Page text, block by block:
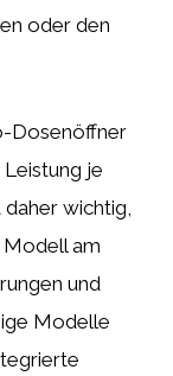
oder den
Dosenöffner
je
wichtig,
Modell am
und
Modelle